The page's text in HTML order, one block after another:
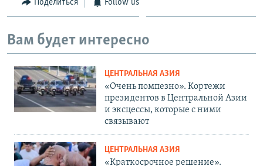
Поделиться Follow us
Вам будет интересно
ЦЕНТРАЛЬНАЯ АЗИЯ
«Очень помпезно». Кортежи
президентов в Центральной Азии
и эксцессы, которые с ними
связывают
ЦЕНТРАЛЬНАЯ АЗИЯ
«Краткосрочное решение».